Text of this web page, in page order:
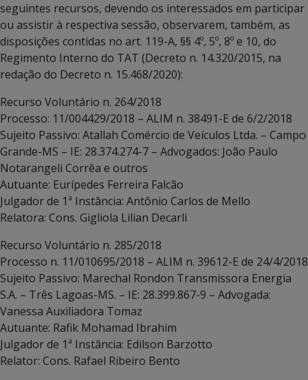
seguintes recursos, devendo os interessados em participar
ou assistir à respectiva sessão, observarem, também, as
disposições contidas no art. 119-A, §§ 4º, 5º, 8º e 10, do
Regimento Interno do TAT (Decreto n. 14.320/2015, na
redação do Decreto n. 15.468/2020):
Recurso Voluntário n. 264/2018
Processo: 11/004429/2018 – ALIM n. 38491-E de 6/2/2018
Sujeito Passivo: Atallah Comércio de Veículos Ltda. – Campo
Grande-MS – IE: 28.374.274-7 – Advogados: João Paulo
Notarangeli Corrêa e outros
Autuante: Eurípedes Ferreira Falcão
Julgador de 1ª Instância: Antônio Carlos de Mello
Relatora: Cons. Gigliola Lilian Decarli
Recurso Voluntário n. 285/2018
Processo n. 11/010695/2018 – ALIM n. 39612-E de 24/4/2018
Sujeito Passivo: Marechal Rondon Transmissora Energia
S.A. – Três Lagoas-MS. – IE: 28.399.867-9 – Advogada:
Vanessa Auxiliadora Tomaz
Autuante: Rafik Mohamad Ibrahim
Julgador de 1ª Instância: Edilson Barzotto
Relator: Cons. Rafael Ribeiro Bento